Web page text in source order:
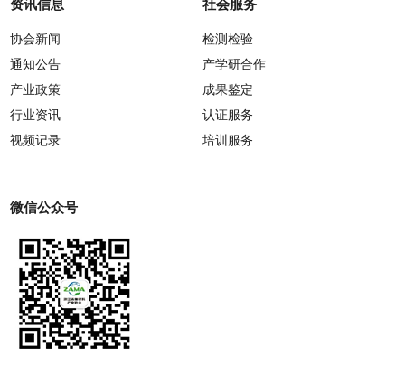
资讯信息
协会新闻
通知公告
产业政策
行业资讯
视频记录
社会服务
检测检验
产学研合作
成果鉴定
认证服务
培训服务
微信公众号